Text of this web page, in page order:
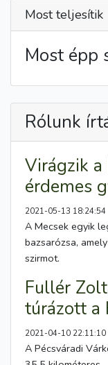
Most teljesítik
Most épp
Rólunk
Virágzik a
érdemes
2021-05-13 18:24:54
A Mecsek egyik
bazsarózsa,
szirmot.
Fullér
túrázott a
2021-04-10 22:11:10
A Pécsváradi